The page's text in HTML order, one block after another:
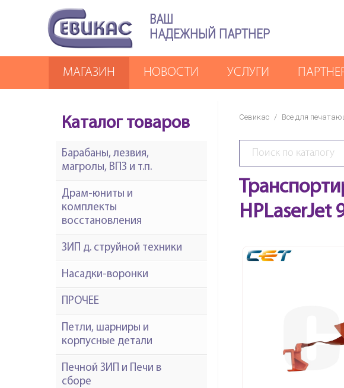
ВАШ
НАДЕЖНЫЙ ПАРТНЕР
МАГАЗИН НОВОСТИ УСЛУГИ
Севикас / Все для
HPLaserJet
Каталог товаров
Барабаны, лезвия,
магролы, ВПЗ и т.п.
Драм-юниты и
комплекты
восстановления
ЗИП д. струйной техники
Насадки-воронки
ПРОЧЕЕ
Петли, шарниры и
корпусные детали
Печной ЗИП и Печи в
сборе